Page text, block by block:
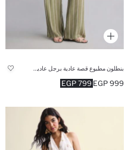
799 EGP 999 EGP